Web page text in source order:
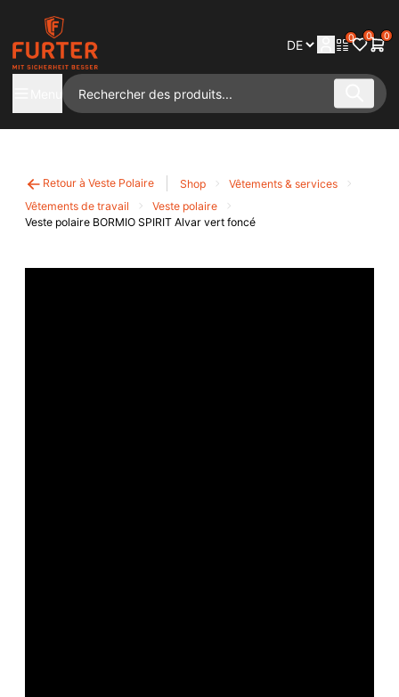
0 0 0
Retour à Veste Polaire Shop
Vêtements & services
Vêtements de travail
Veste polaire
Veste polaire BORMIO SPIRIT Alvar vert foncé